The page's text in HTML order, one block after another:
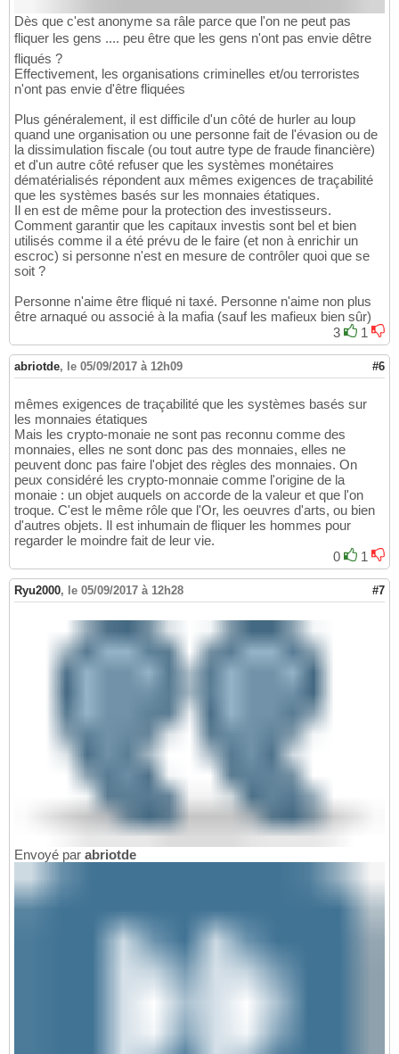
Dès que c'est anonyme sa râle parce que l'on ne peut pas
fliquer les gens .... peu être que les gens n'ont pas envie dêtre
fliqués ?
Effectivement, les organisations criminelles et/ou terroristes
n'ont pas envie d'être fliquées
Plus généralement, il est difficile d'un côté de hurler au loup
quand une organisation ou une personne fait de l'évasion ou de
la dissimulation fiscale (ou tout autre type de fraude financière)
et d'un autre côté refuser que les systèmes monétaires
dématérialisés répondent aux mêmes exigences de traçabilité
que les systèmes basés sur les monnaies étatiques.
Il en est de même pour la protection des investisseurs.
Comment garantir que les capitaux investis sont bel et bien
utilisés comme il a été prévu de le faire (et non à enrichir un
escroc) si personne n'est en mesure de contrôler quoi que se
soit ?
Personne n'aime être fliqué ni taxé. Personne n'aime non plus
être arnaqué ou associé à la mafia (sauf les mafieux bien sûr)
3
1
abriotde, le 05/09/2017 à 12h09 #6
mêmes exigences de traçabilité que les systèmes basés sur
les monnaies étatiques
Mais les crypto-monaie ne sont pas reconnu comme des
monnaies, elles ne sont donc pas des monnaies, elles ne
peuvent donc pas faire l'objet des règles des monnaies. On
peux considéré les crypto-monnaie comme l'origine de la
monaie : un objet auquels on accorde de la valeur et que l'on
troque. C'est le même rôle que l'Or, les oeuvres d'arts, ou bien
d'autres objets. Il est inhumain de fliquer les hommes pour
regarder le moindre fait de leur vie.
0
1
Ryu2000, le 05/09/2017 à 12h28 #7
Envoyé par abriotde